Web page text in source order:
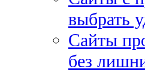
выбрать
Сайты
без